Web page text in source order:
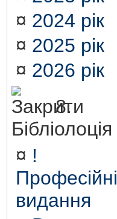
¤ 2024 рік
¤ 2025 рік
¤ 2026 рік
8.
Бібліолоція
¤ !
Професійні
видання